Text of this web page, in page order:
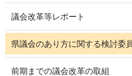
議会改革等レポート
県議会のあり方に関する検討委
前期までの議会改革の取組